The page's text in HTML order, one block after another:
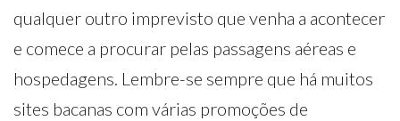
qualquer outro imprevisto que venha a acontecer
e comece a procurar pelas passagens aéreas e
hospedagens. Lembre-se sempre que há muitos
sites bacanas com várias promoções de